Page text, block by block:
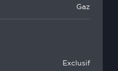
Gaz
Exclusif